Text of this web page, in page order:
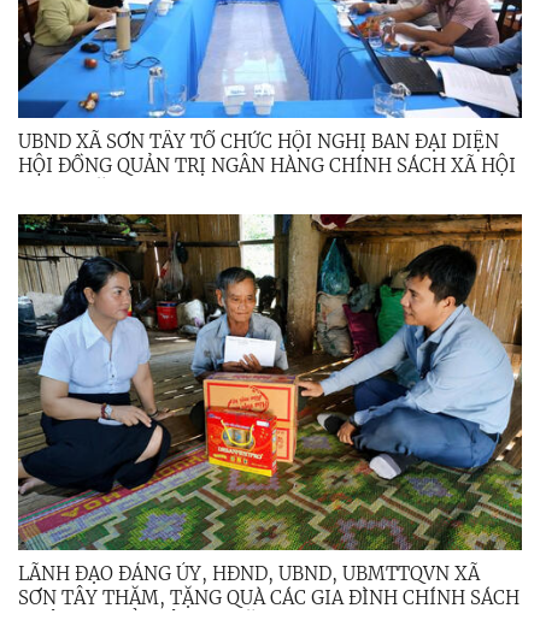
UBND XÃ SƠN TÂY TỔ CHỨC HỘI NGHỊ BAN ĐẠI DIỆN
HỘI ĐỒNG QUẢN TRỊ NGÂN HÀNG CHÍNH SÁCH XÃ HỘI
LÃNH ĐẠO ĐẢNG ỦY, HĐND, UBND, UBMTTQVN XÃ
SƠN TÂY THĂM, TẶNG QUÀ CÁC GIA ĐÌNH CHÍNH SÁCH